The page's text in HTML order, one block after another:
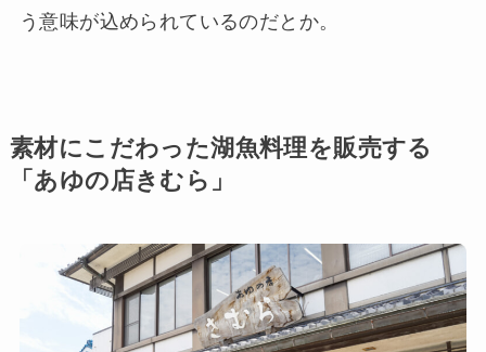
う意味が込められているのだとか。
素材にこだわった湖魚料理を販売する
「あゆの店きむら」